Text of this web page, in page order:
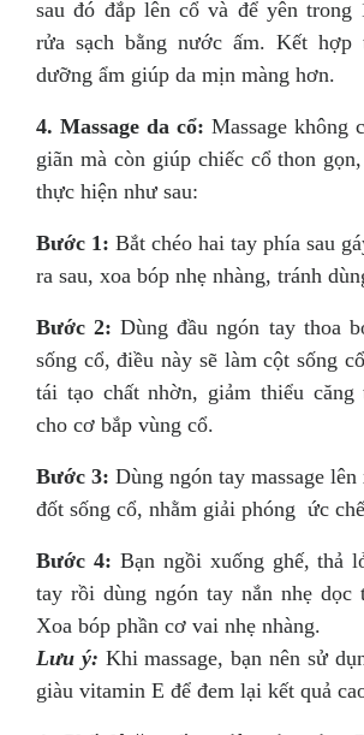
sau đó đắp lên cổ và để yên trong
rửa sạch bằng nước ấm. Kết hợp
dưỡng ẩm giúp da mịn màng hơn.
4. Massage da cổ: Massage không
giãn mà còn giúp chiếc cổ thon
thực hiện như sau:
Bước 1: Bắt chéo hai tay phía sau
ra sau, xoa bóp nhẹ nhàng, tránh
Bước 2: Dùng đầu ngón tay thoa
sống cổ, điều này sẽ làm cột sống
tái tạo chất nhờn, giảm thiểu căng
cho cơ bắp vùng cổ.
Bước 3: Dùng ngón tay massage
đốt sống cổ, nhằm giải phóng ức
Bước 4: Bạn ngồi xuống ghế, thả
tay rồi dùng ngón tay nắn nhẹ dọc
Xoa bóp phần cơ vai nhẹ nhàng.
Lưu ý: Khi massage, bạn nên sử
giàu vitamin E để đem lại kết quả